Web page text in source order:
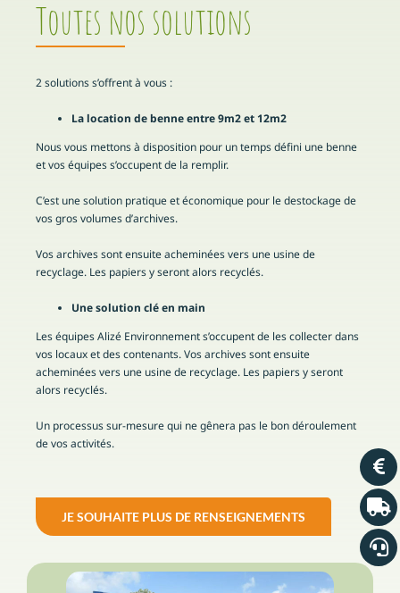
Toutes nos solutions
2 solutions s’offrent à vous :
La location de benne entre 9m2 et 12m2
Nous vous mettons à disposition pour un temps défini une benne
et vos équipes s’occupent de la remplir.
C’est une solution pratique et économique pour le destockage de
vos gros volumes d’archives.
Vos archives sont ensuite acheminées vers une usine de
recyclage. Les papiers y seront alors recyclés.
Une solution clé en main
Les équipes Alizé Environnement s’occupent de les collecter dans
vos locaux et des contenants. Vos archives sont ensuite
acheminées vers une usine de recyclage. Les papiers y seront
alors recyclés.
Un processus sur-mesure qui ne gênera pas le bon déroulement
de vos activités.
JE SOUHAITE PLUS DE RENSEIGNEMENTS